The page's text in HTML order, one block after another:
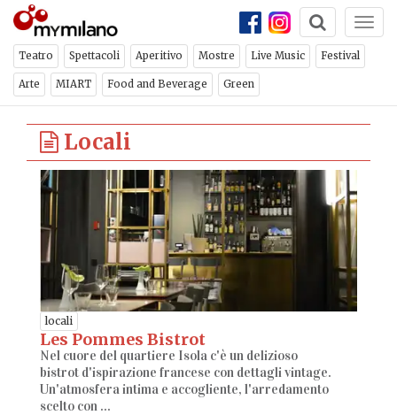
Teatro Spettacoli Aperitivo Mostre Live Music Festival
Arte MIART Food and Beverage Green
Locali
locali
Les Pommes Bistrot
Nel cuore del quartiere Isola c'è un delizioso
bistrot d'ispirazione francese con dettagli vintage.
Un'atmosfera intima e accogliente, l'arredamento
scelto con ...